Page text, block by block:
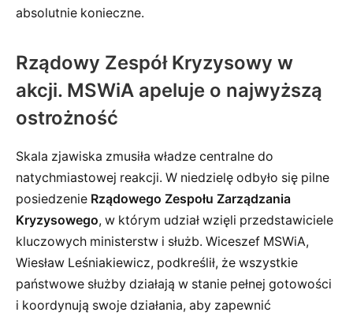
absolutnie konieczne.
Rządowy Zespół Kryzysowy w
akcji. MSWiA apeluje o najwyższą
ostrożność
Skala zjawiska zmusiła władze centralne do
natychmiastowej reakcji. W niedzielę odbyło się pilne
posiedzenie Rządowego Zespołu Zarządzania
Kryzysowego, w którym udział wzięli przedstawiciele
kluczowych ministerstw i służb. Wiceszef MSWiA,
Wiesław Leśniakiewicz, podkreślił, że wszystkie
państwowe służby działają w stanie pełnej gotowości
i koordynują swoje działania, aby zapewnić